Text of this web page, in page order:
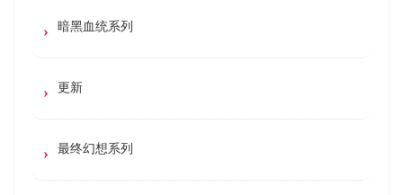
暗黑血统系列
更新
最终幻想系列